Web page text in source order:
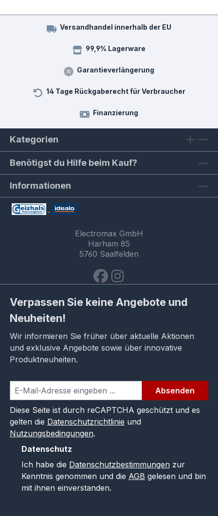
Versandhandel innerhalb der EU
99,9% Lagerware
Garantieverlängerung
14 Tage Rückgaberecht für Verbraucher
Finanzierung
Kategorien
Benötigst du Hilfe beim Kauf?
Informationen
Electromax GmbH
Harham 85
5760 Saalfelden
Verpassen Sie keine Angebote und
Neuheiten!
Wir informieren Sie früher über aktuelle Aktionen
und exklusive Angebote sowie über innovative
Produktneuheiten.
Absenden
Diese Seite ist durch reCAPTCHA geschützt und es
gelten die Datenschutzrichtlinie und
Nutzungsbedingungen.
Datenschutz
Ich habe die Datenschutzbestimmungen zur
Kenntnis genommen und die AGB gelesen und bin
mit ihnen einverstanden.